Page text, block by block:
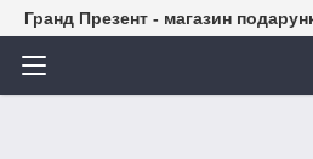
Гранд Презент - магазин